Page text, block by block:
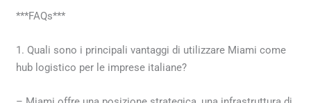
***FAQs***
1. Quali sono i principali vantaggi di utilizzare Miami come
hub logistico per le imprese italiane?